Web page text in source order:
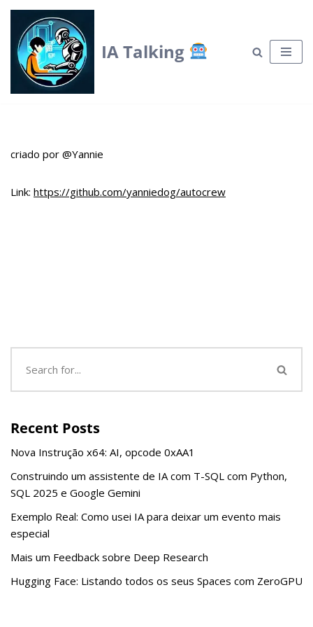
Skip
to
content
IA Talking
criado por @Yannie
Link: https://github.com/yanniedog/autocrew
Recent Posts
Nova Instrução x64: AI, opcode 0xAA1
Construindo um assistente de IA com T-SQL com Python,
SQL 2025 e Google Gemini
Exemplo Real: Como usei IA para deixar um evento mais
especial
Mais um Feedback sobre Deep Research
Hugging Face: Listando todos os seus Spaces com ZeroGPU